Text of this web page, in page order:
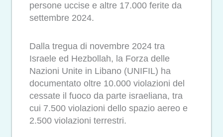
persone uccise e altre 17.000 ferite da
settembre 2024.
Dalla tregua di novembre 2024 tra
Israele ed Hezbollah, la Forza delle
Nazioni Unite in Libano (UNIFIL) ha
documentato oltre 10.000 violazioni del
cessate il fuoco da parte israeliana, tra
cui 7.500 violazioni dello spazio aereo e
2.500 violazioni terrestri.